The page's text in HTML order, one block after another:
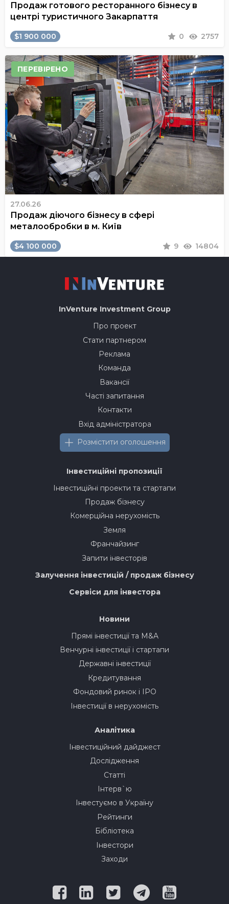
Продаж готового ресторанного бізнесу в
центрі туристичного Закарпаття
$1 900 000 0 2757
ПЕРЕВІРЕНО
27.06.26
Продаж діючого бізнесу в сфері
металообробки в м. Київ
$4 100 000 9 14804
InVenture Investment Group
Про проект
Стати партнером
Реклама
Команда
Вакансії
Часті запитання
Контакти
Вхід адміністратора
Розмістити оголошення
Інвестиційні пропозиції
Інвестиційні проекти та стартапи
Продаж бізнесу
Комерційна нерухомість
Земля
Франчайзинг
Запити інвесторів
Залучення інвестицій / продаж бізнесу
Сервіси для інвестора
Новини
Прямі інвестиції та M&A
Венчурні інвестиції і стартапи
Державні інвестиції
Кредитування
Фондовий ринок і IPO
Інвестиції в нерухомість
Аналітика
Інвестиційний дайджест
Дослідження
Статті
Інтерв`ю
Інвестуємо в Україну
Рейтинги
Бібліотека
Інвестори
Заходи